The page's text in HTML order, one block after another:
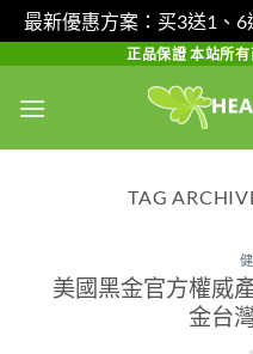
最新優惠方案：买3送1、6
content
正品保證 本站所
TAG
美國黑金官方權威
金台